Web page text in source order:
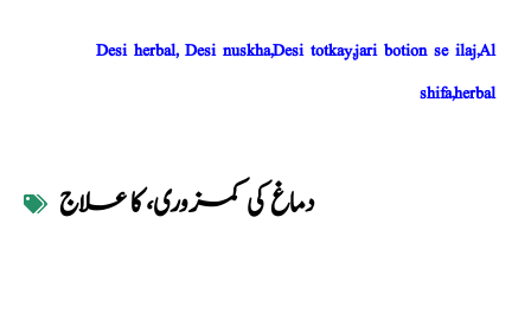
Desi herbal, Desi nuskha,Desi totkay,jari botion se ilaj,Al
shifa,herbal
دماغ کی کمزوری، کا علاج